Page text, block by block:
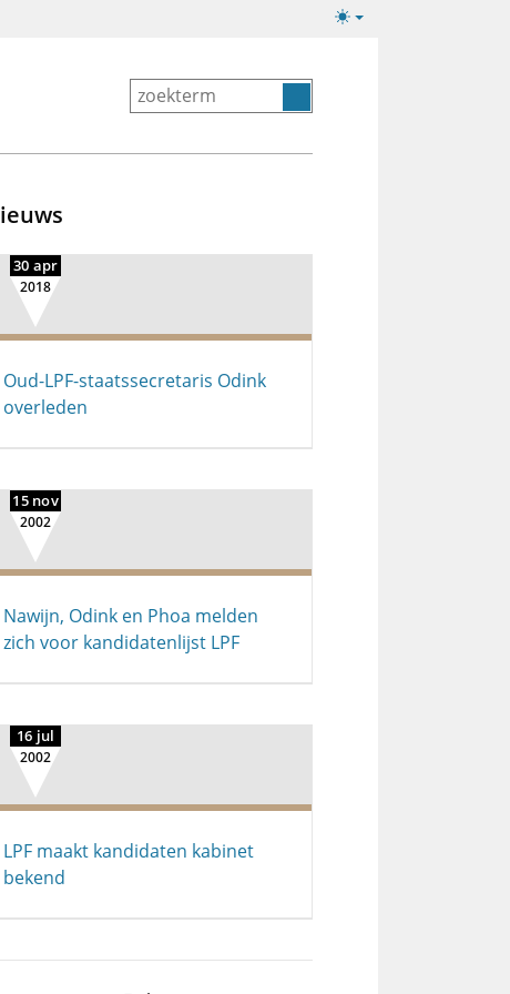
Lichte/donkere
30 apr
2018
Oud-LPF-staatssecretaris Odink
overleden
15 nov
2002
Nawijn, Odink en Phoa melden
zich voor kandidatenlijst LPF
16 jul
2002
LPF maakt kandidaten kabinet
bekend